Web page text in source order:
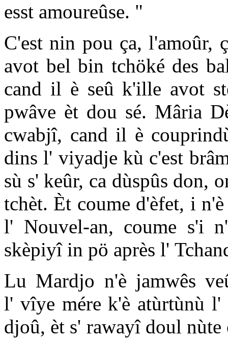
esst amoureûse. "
C'est nin pou ça, l'amoûr,
avot bel bin tchöké des
cand il è seû k'ille avot
pwâve èt dou sé. Mâria
cwabjî, cand il è
dins l' viyadje kù c'est
sù s' keûr, ca dùspûs don,
tchèt. Èt coume d'èfet, i
l' Nouvel-an, coume s'i
skèpiyî in pö après l'
Lu Mardjo n'è jamwês
l' vîye mére k'è atùrtùnù l'
djoû, èt s' rawayî doul